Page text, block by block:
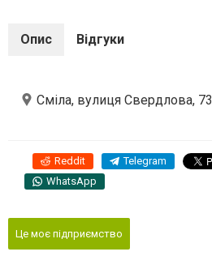
Опис Відгуки
Сміла, вулиця Свердлова, 73
Reddit Telegram
WhatsApp
Це моє підприємство